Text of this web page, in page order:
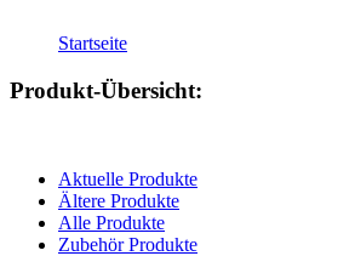
Startseite
Produkt-Übersicht:
Aktuelle Produkte
Ältere Produkte
Alle Produkte
Zubehör Produkte